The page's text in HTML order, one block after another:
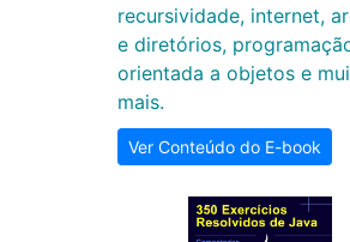
recursividade, internet,
e diretórios,
orientada a objetos e
mais.
Ver Conteúdo do E-book